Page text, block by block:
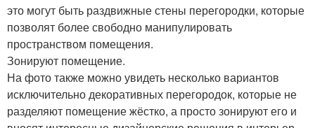
это могут быть раздвижные стены перегородки, которые
позволят более свободно манипулировать
пространством помещения.
Зонируют помещение.
На фото также можно увидеть несколько вариантов
исключительно декоративных перегородок, которые не
разделяют помещение жёстко, а просто зонируют его и